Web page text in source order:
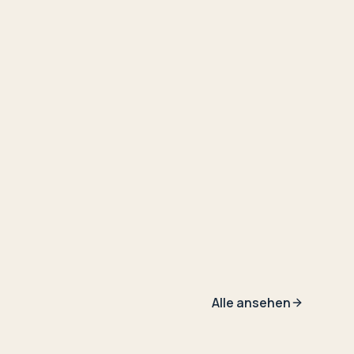
Alle ansehen